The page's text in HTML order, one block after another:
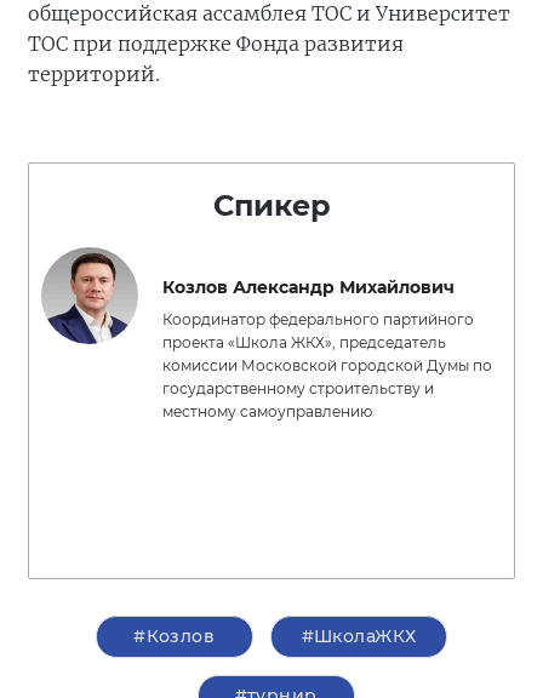
общероссийская ассамблея ТОС и Университет
ТОС при поддержке Фонда развития
территорий.
Спикер
Козлов Александр Михайлович
Координатор федерального партийного
проекта «Школа ЖКХ», председатель
комиссии Московской городской Думы по
государственному строительству и
местному самоуправлению
#Козлов #ШколаЖКХ